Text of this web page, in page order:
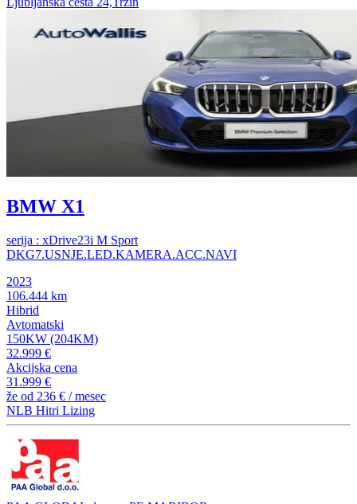
BMW X1
serija : xDrive23i M Sport
DKG7.USNJE.LED.KAMERA.ACC.NAVI
2023
106.444 km
Hibrid
Avtomatski
150KW (204KM)
32.999 €
Akcijska cena
31.999 €
že od 236 € / mesec
NLB Hitri Lizing